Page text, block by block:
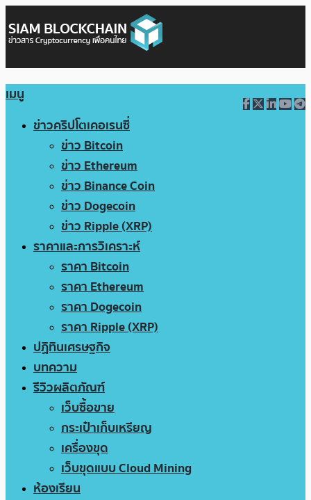
เมนู
ข่าวคริปโตเคอเรนซี่
ข่าว Bitcoin
ข่าว Ethereum
ข่าว Binance Coin
ข่าว Dogecoin
ข่าว Ripple (XRP)
ราคาและการวิเคราะห์
ราคา Bitcoin
ราคา Ethereum
ราคา Dogecoin
ราคา Ripple (XRP)
ปฏิทินเศรษฐกิจ
บทความ
รีวิวผลิตภัณฑ์
เว็บซื้อขาย
กระเป๋าเก็บเหรียญ
เครื่องขุด
เว็บขุดแบบ Cloud Mining
ห้องเรียน